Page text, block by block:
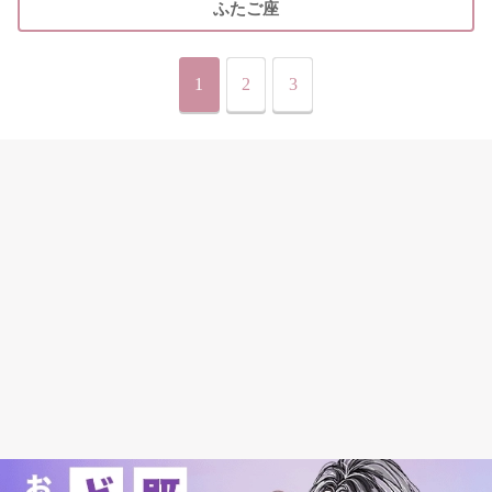
ふたご座
1 2 3